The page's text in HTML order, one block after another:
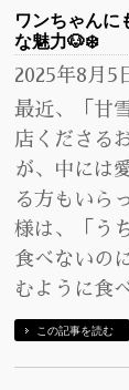
ワンちゃんに
な魅力🐶❄️
2025年8月5
最近、「甘
店くださる
が、中には
る方もいら
様は、「う
食べないの
むように食
この記事を読む